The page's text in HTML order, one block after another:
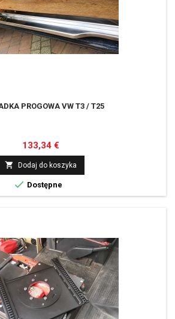
PROGOWA VW T3 / T25
Cena
133,34 €
 Dodaj do koszyka
 Dostępne